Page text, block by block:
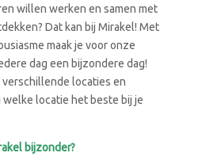
willen werken en samen met
Dat kan bij Mirakel! Met
maak je voor onze
dag een bijzondere dag!
locaties en
welke locatie het beste bij je
bijzonder?